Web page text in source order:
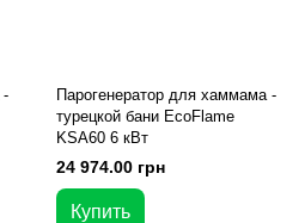
-
Парогенератор для хаммама -
турецкой бани EcoFlame
KSA60 6 кВт
24 974.00 грн
Купить